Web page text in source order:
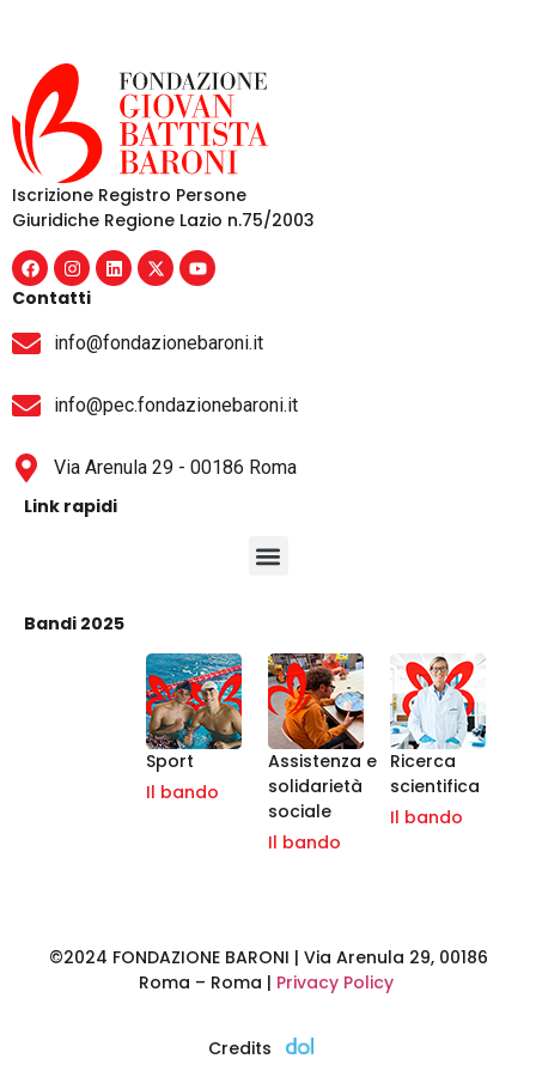
Iscrizione Registro Persone
Giuridiche Regione Lazio n.75/2003
Contatti
info@fondazionebaroni.it
info@pec.fondazionebaroni.it
Via Arenula 29 - 00186 Roma
Link rapidi
Bandi 2025
Sport
Il bando
Assistenza e
solidarietà
sociale
Il bando
Ricerca
scientifica
Il bando
©2024 FONDAZIONE BARONI | Via Arenula 29, 00186
Roma – Roma | Privacy Policy
Credits